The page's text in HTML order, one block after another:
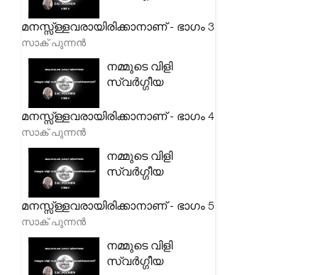
മനസ്സ്ള്ളവരായിരിക്കാനാണ് - ഭാഗം 3
സാക് പുന്നൻ
നമ്മുടെ വിളി
സ്വർഗ്ഗീയ
മനസ്സ്ള്ളവരായിരിക്കാനാണ് - ഭാഗം 4
സാക് പുന്നൻ
നമ്മുടെ വിളി
സ്വർഗ്ഗീയ
മനസ്സ്ള്ളവരായിരിക്കാനാണ് - ഭാഗം 5
സാക് പുന്നൻ
നമ്മുടെ വിളി
സ്വർഗ്ഗീയ